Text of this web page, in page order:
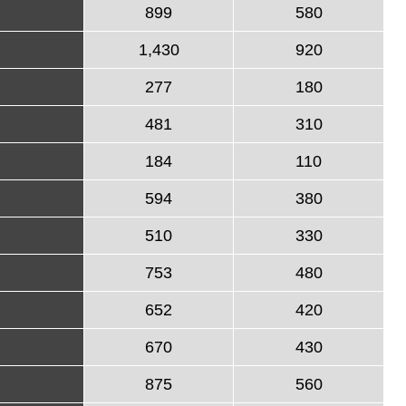
899 580
1,430 920
277 180
481 310
184 110
594 380
510 330
753 480
652 420
670 430
875 560